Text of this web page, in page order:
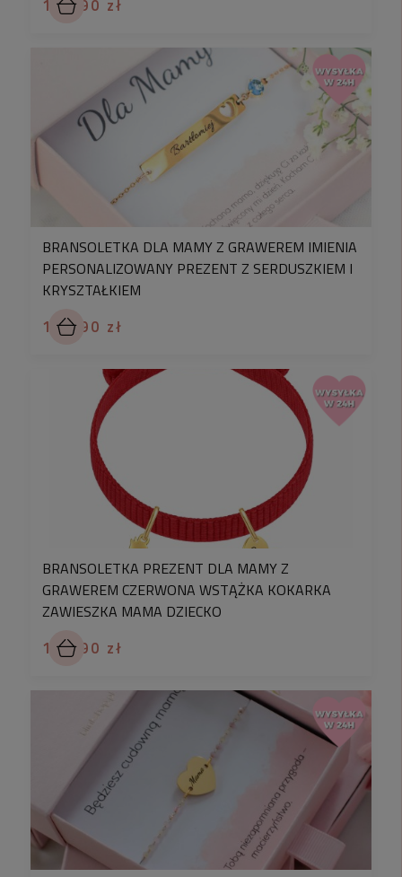
119,90 zł
BRANSOLETKA DLA MAMY Z GRAWEREM IMIENIA
PERSONALIZOWANY PREZENT Z SERDUSZKIEM I
KRYSZTAŁKIEM
119,90 zł
BRANSOLETKA PREZENT DLA MAMY Z
GRAWEREM CZERWONA WSTĄŻKA KOKARKA
ZAWIESZKA MAMA DZIECKO
119,90 zł